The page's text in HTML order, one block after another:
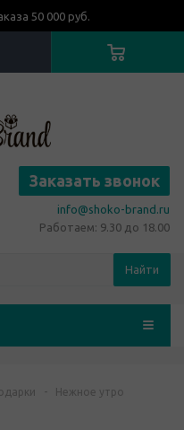
50 000 руб.
Заказать звонок
info@shoko-brand.ru
Работаем: 9.30 до 18.00
Найти
- Нежное утро